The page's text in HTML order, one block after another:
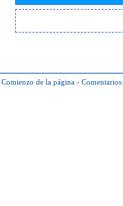
Comienzo de la página - Comentarios